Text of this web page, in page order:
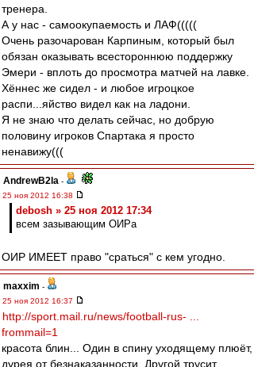
тренера.
А у нас - самоокупаемость и ЛАФ(((((
Очень разочарован Карпиным, который был
обязан оказывать всестороннюю поддержку
Эмери - вплоть до просмотра матчей на лавке.
Хённес же сидел - и любое игроцкое
распи...яйство видел как на ладони.
Я не знаю что делать сейчас, но добрую
половину игроков Спартака я просто
ненавижу(((
AndrewB2la -
25 ноя 2012 16:38
debosh » 25 ноя 2012 17:34
всем зазывающим ОИРа
ОИР ИМЕЕТ право "сраться" с кем угодно.
maxxim -
25 ноя 2012 16:37
http://sport.mail.ru/news/football-rus- ...
frommail=1
красота блин... Один в спину уходящему плюёт,
дурея от безнаказанности. Другой трусит